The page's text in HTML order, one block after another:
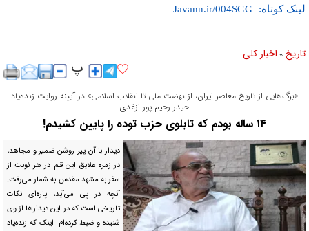
لینک کوتاه:
تاریخ » اخبار کلی
«برگ‌هایی از تاریخ معاصر ایران، از نهضت ملی تا انقلاب اسلامی» در آیینه روایت زنده‌یاد
حیدر رحیم پور ازغدی
۱۴ ساله بودم که تابلوی حزب توده را پایین کشیدم!
دیدار با آن پیر روشن ضمیر و مجاهد،
در زمره علایق این قلم در هر نوبت از
سفر به مشهد مقدس به شمار می‌رفت.
آنچه در پی می‌آید، پاره‌ای نکات
تاریخی است که در این دیدار‌ها از وی
شنیده و ضبط کرده‌ام. اینک که زنده‌یاد